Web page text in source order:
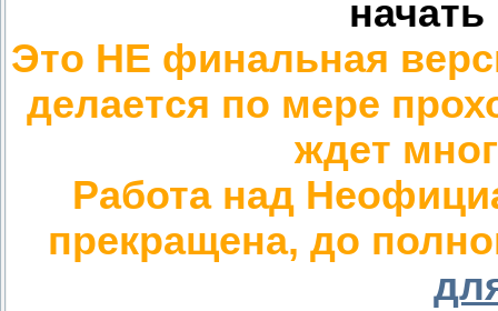
Это НЕ финальная
делается по мере
ждет
Работа над
прекращена, до